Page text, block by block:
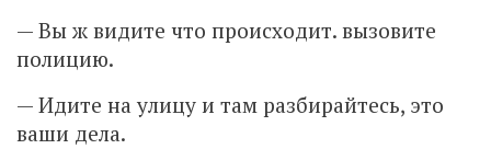
— Вы ж видите что происходит. вызовите
полицию.
— Идите на улицу и там разбирайтесь, это
ваши дела.